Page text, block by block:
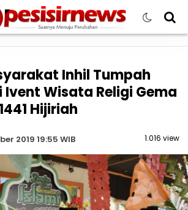
Inhil Tumpah
Ivent Wisata Religi Gema
Hijiriah
2019 19:55 WIB 1.016 view